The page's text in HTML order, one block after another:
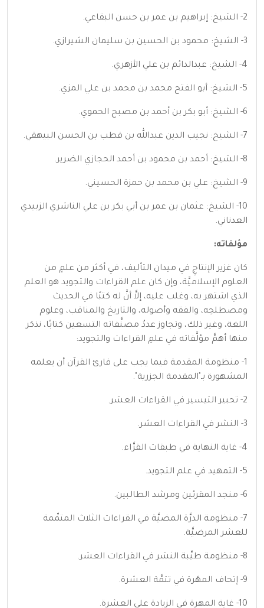
2- الشيخ: إبراهيم بن عمر بن حسن البقاعي.
3- الشيخ: محمود بن الحسين بن سليمان الشيرازي.
4- الشيخ: عبدالدائم بن علي الأزهري.
5- الشيخ: أبو الفتح محمد بن محمد بن علي المزي.
6- الشيخ: أبو بكر بن أحمد بن مصبح الحموي.
7- الشيخ: نجيب الدين عبدالله بن قطب بن الحسن البيهقي.
8- الشيخ: أحمد بن محمود بن أحمد الحجازي الضرير.
9- الشيخ: علي بن محمد بن حمزة الحسيني.
10- الشيخ: عثمان بن عمر بن أبي بكر بن علي الناشري الزبيدي
العدناني.
مؤلفاته:
كان غزير الإنتاجِ في ميدان التأليف، في أكثر من علمٍ من
العلوم الإسلاميَّة، وإن كان علم القراءات والتجويد هو العلم
الذي اشتهر به، وغلب عليه، إلاَّ أنَّ له كتبًا في الحديث
ومصطلحِه، والفقه وأصوله، والتاريخ والمناقب، وعلوم
اللغة، وغير ذلك، وتجاوز عددُ مصنَّفاته التسعين كتابًا، نذكر
منها أهمَّ مؤلَّفاته في علمِ القراءات والتجويد:
1- منظومة المقدمة فيما يجب على قارئ القرآن أن يعلمه
المشهورة بـ"المقدمة الجزرية".
2- تحبير التيسير في القراءات العشر.
3- النشر في القراءات العشر.
4- غاية النهاية في طبقات القرَّاء.
5- التمهيد في علم التجويد.
6- منجد المقرئين ومرشد الطالبين.
7- منظومة الدرَّة المضيَّة في القراءات الثلاث المتمِّمة
للعشر المرضيَّة.
8- منظومة طيِّبة النشر في القراءات العشر.
9- إتحاف المهَرة في تتمَّة العشرة.
10- غاية المهرة في الزيادة على العشرة.